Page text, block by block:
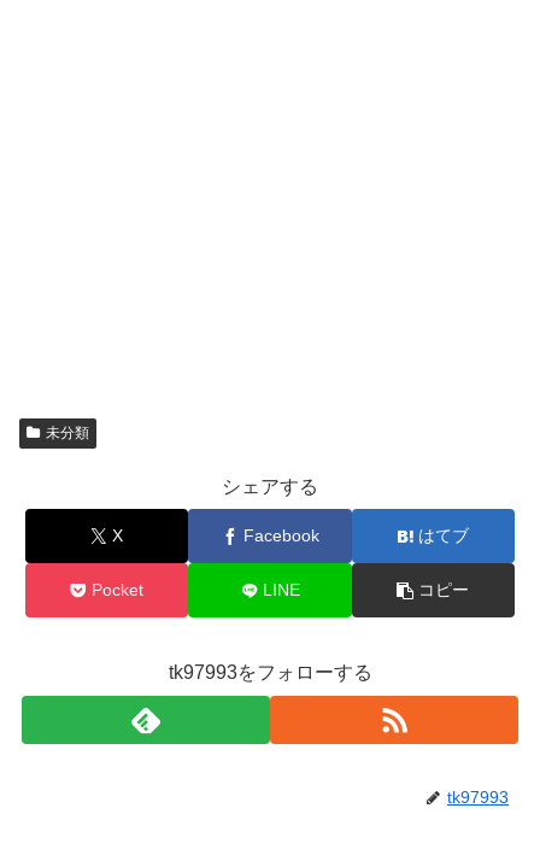
未分類
シェアする
X Facebook はてブ
Pocket LINE コピー
tk97993をフォローする
tk97993